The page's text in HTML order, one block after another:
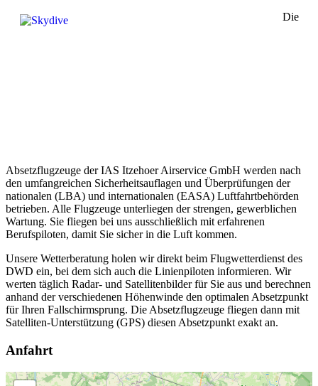
Die
Absetzflugzeuge der IAS Itzehoer Airservice GmbH werden nach
den umfangreichen Sicherheitsauflagen und Überprüfungen der
nationalen (LBA) und internationalen (EASA) Luftfahrtbehörden
betrieben. Alle Flugzeuge unterliegen der strengen, gewerblichen
Wartung. Sie fliegen bei uns ausschließlich mit erfahrenen
Berufspiloten, damit Sie sicher in die Luft kommen.
Unsere Wetterberatung holen wir direkt beim Flugwetterdienst des
DWD ein, bei dem sich auch die Linienpiloten informieren. Wir
werten täglich Radar- und Satellitenbilder für Sie aus und berechnen
anhand der verschiedenen Höhenwinde den optimalen Absetzpunkt
für Ihren Fallschirmsprung. Die Absetzflugzeuge fliegen dann mit
Satelliten-Unterstützung (GPS) diesen Absetzpunkt exakt an.
Anfahrt